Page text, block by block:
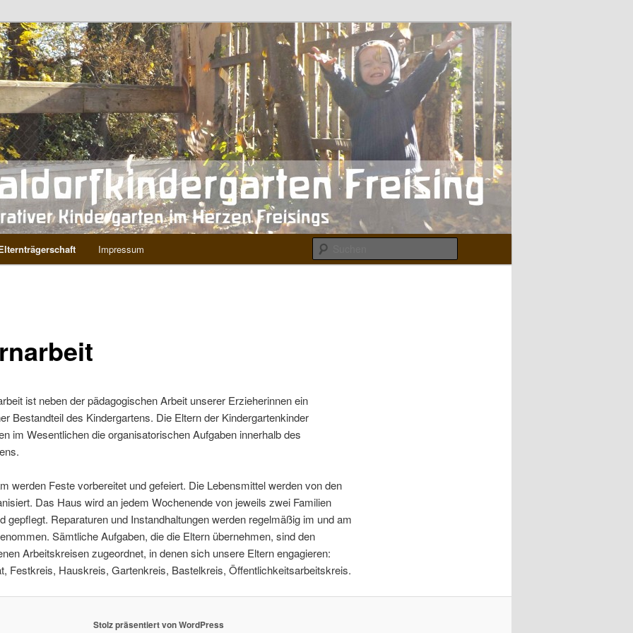
Freising
Impressum
ist neben der pädagogischen Arbeit unserer Erzieherinnen ein
Bestandteil des Kindergartens. Die Eltern der Kindergartenkinder
im Wesentlichen die organisatorischen Aufgaben innerhalb des
werden Feste vorbereitet und gefeiert. Die Lebensmittel werden von den
Das Haus wird an jedem Wochenende von jeweils zwei Familien
gepflegt. Reparaturen und Instandhaltungen werden regelmäßig im und am
Sämtliche Aufgaben, die die Eltern übernehmen, sind den
Arbeitskreisen zugeordnet, in denen sich unsere Eltern engagieren:
Festkreis, Hauskreis, Gartenkreis, Bastelkreis, Öffentlichkeitsarbeitskreis.
Stolz präsentiert von WordPress